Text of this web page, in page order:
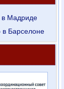
в Мадриде
в Барселоне